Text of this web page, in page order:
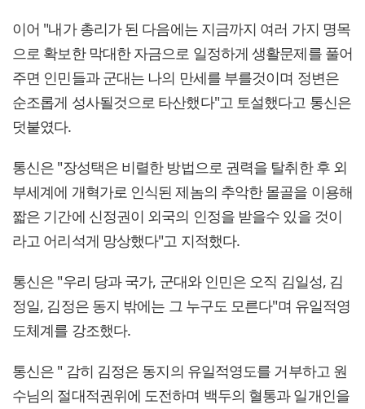
이어 "내가 총리가 된 다음에는 지금까지 여러 가지 명목
으로 확보한 막대한 자금으로 일정하게 생활문제를 풀어
주면 인민들과 군대는 나의 만세를 부를것이며 정변은
순조롭게 성사될것으로 타산했다"고 토설했다고 통신은
덧붙였다.
통신은 "장성택은 비렬한 방법으로 권력을 탈취한 후 외
부세계에 개혁가로 인식된 제놈의 추악한 몰골을 이용해
짧은 기간에 신정권이 외국의 인정을 받을수 있을 것이
라고 어리석게 망상했다"고 지적했다.
통신은 "우리 당과 국가, 군대와 인민은 오직 김일성, 김
정일, 김정은 동지 밖에는 그 누구도 모른다"며 유일적영
도체계를 강조했다.
통신은 " 감히 김정은 동지의 유일적영도를 거부하고 원
수님의 절대적권위에 도전하며 백두의 혈통과 일개인을